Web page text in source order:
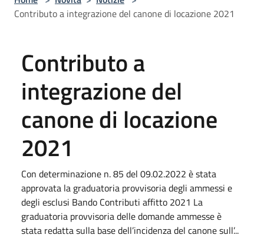
Contributo a integrazione del canone di locazione 2021
Contributo a
integrazione del
canone di locazione
2021
Con determinazione n. 85 del 09.02.2022 è stata
approvata la graduatoria provvisoria degli ammessi e
degli esclusi Bando Contributi affitto 2021 La
graduatoria provvisoria delle domande ammesse è
stata redatta sulla base dell’incidenza del canone sull’...